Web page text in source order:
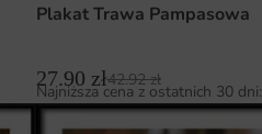
Plakat Trawa Pampasowa
27.90 zł42.92zł
Najniższa cena z ostatnich 30 dni: